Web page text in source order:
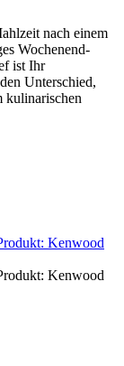
nach einem
Wochenend-
ist Ihr
Unterschied,
kulinarischen